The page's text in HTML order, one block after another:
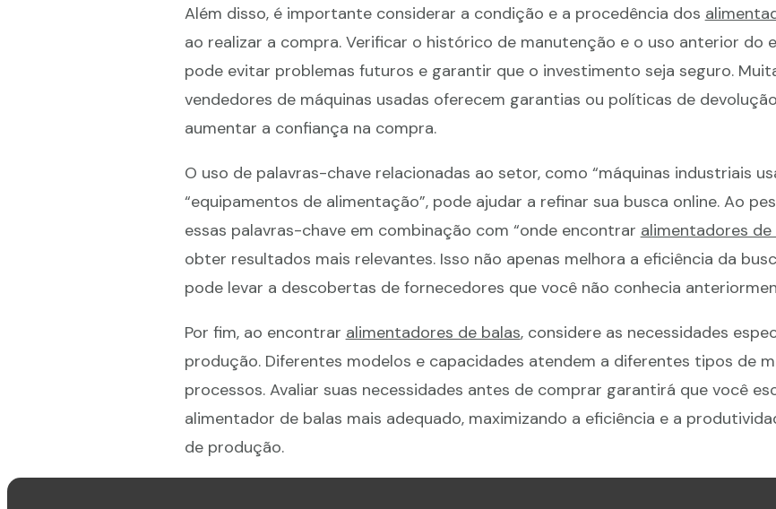
Além disso, é importante considerar a condição e a procedência dos
ao realizar a compra. Verificar o histórico de manutenção e o uso anterior do
pode evitar problemas futuros e garantir que o investimento seja seguro.
vendedores de máquinas usadas oferecem garantias ou políticas de
aumentar a confiança na compra.
O uso de palavras-chave relacionadas ao setor, como “máquinas industriais
“equipamentos de alimentação”, pode ajudar a refinar sua busca online. Ao
essas palavras-chave em combinação com “onde encontrar alimentadores de
obter resultados mais relevantes. Isso não apenas melhora a eficiência da
pode levar a descobertas de fornecedores que você não conhecia
Por fim, ao encontrar alimentadores de balas, considere as necessidades
produção. Diferentes modelos e capacidades atendem a diferentes tipos de
processos. Avaliar suas necessidades antes de comprar garantirá que você
alimentador de balas mais adequado, maximizando a eficiência e a
de produção.